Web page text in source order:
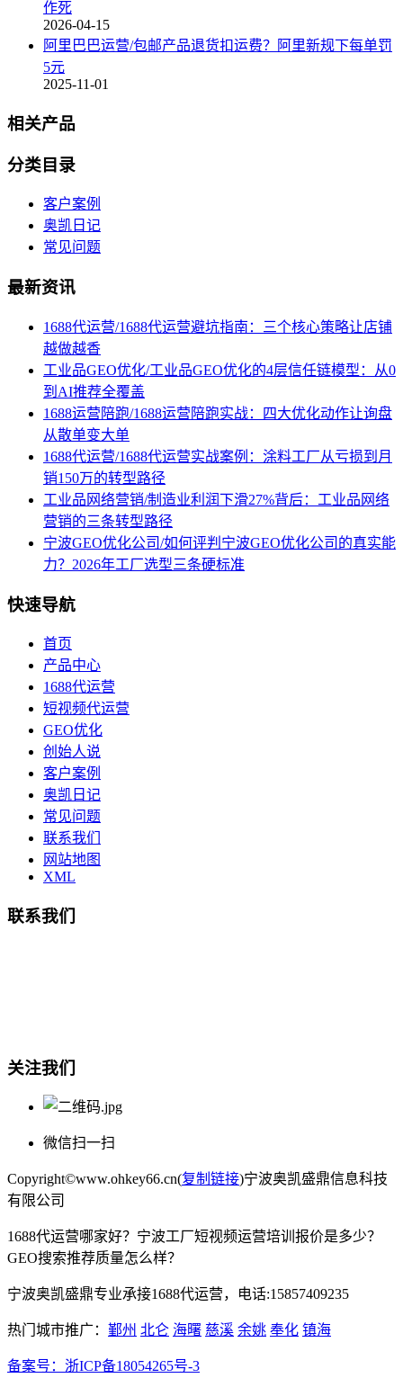
作死
2026-04-15
阿里巴巴运营/包邮产品退货扣运费？阿里新规下每单罚
5元
2025-11-01
相关产品
分类目录
客户案例
奥凯日记
常见问题
最新资讯
1688代运营/1688代运营避坑指南：三个核心策略让店铺
越做越香
工业品GEO优化/工业品GEO优化的4层信任链模型：从0
到AI推荐全覆盖
1688运营陪跑/1688运营陪跑实战：四大优化动作让询盘
从散单变大单
1688代运营/1688代运营实战案例：涂料工厂从亏损到月
销150万的转型路径
工业品网络营销/制造业利润下滑27%背后：工业品网络
营销的三条转型路径
宁波GEO优化公司/如何评判宁波GEO优化公司的真实能
力？2026年工厂选型三条硬标准
快速导航
首页
产品中心
1688代运营
短视频代运营
GEO优化
创始人说
客户案例
奥凯日记
常见问题
联系我们
网站地图
XML
联系我们
关注我们
微信扫一扫
Copyright©www.ohkey66.cn(复制链接)宁波奥凯盛鼎信息科技
有限公司
1688代运营哪家好？宁波工厂短视频运营培训报价是多少？
GEO搜索推荐质量怎么样？
宁波奥凯盛鼎专业承接1688代运营，电话:15857409235
热门城市推广： 鄞州 北仑 海曙 慈溪 余姚 奉化 镇海
备案号： 浙ICP备18054265号-3